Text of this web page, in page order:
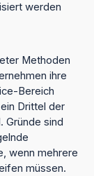
werden
Methoden
ihre
Bereich
Drittel der
Gründe sind
wenn mehrere
müssen.